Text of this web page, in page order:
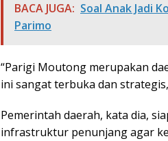
BACA JUGA: Soal Anak Jadi
Parimo
“Parigi Moutong merupakan
ini sangat terbuka dan
Pemerintah daerah, kata dia,
infrastruktur penunjang agar